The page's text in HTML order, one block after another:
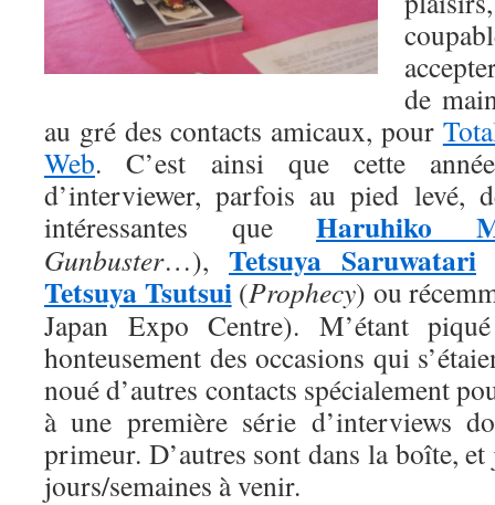
de
au gré des contacts amicaux, pour
Web. C’est ainsi que cette
d’interviewer, parfois au pied levé,
intéressantes que Haruhiko
Gunbuster…), Tetsuya Saruwatari
Tetsuya Tsutsui(Prophecy) ou
Japan Expo Centre). M’étant
honteusement des occasions qui
noué d’autres contacts spécialement
à une première série d’interviews
primeur. D’autres sont dans la boîte,
jours/semaines à venir.